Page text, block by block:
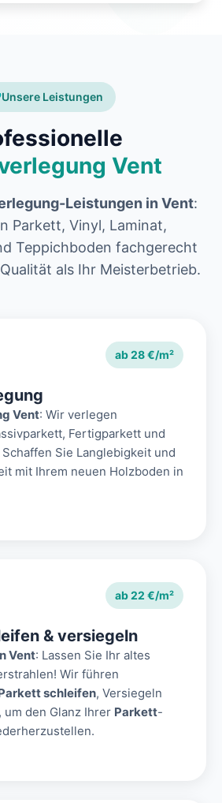
Unsere Leistungen
Vent
Leistungen in Vent:
Parkett, Vinyl, Laminat,
Teppichboden fachgerecht
als Ihr Meisterbetrieb.
ab 28 €/m²
Vent: Wir verlegen
Fertigparkett und
Sie Langlebigkeit und
mit Ihrem neuen Holzboden in
ab 22 €/m²
& versiegeln
Vent: Lassen Sie Ihr altes
Wir führen
schleifen, Versiegeln
den Glanz Ihrer Parkett-